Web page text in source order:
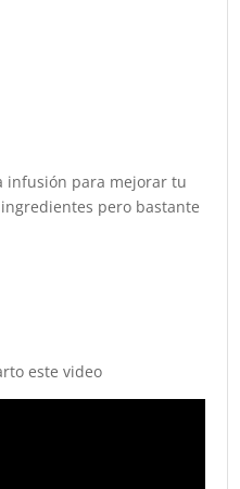
infusión para mejorar tu
pero bastante
este video